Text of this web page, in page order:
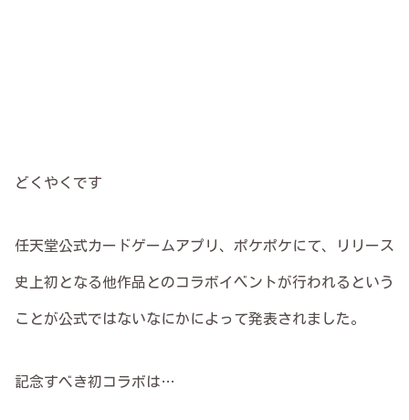
どくやくです
任天堂公式カードゲームアプリ、ポケポケにて、リリース
史上初となる他作品とのコラボイベントが行われるという
ことが公式ではないなにかによって発表されました。
記念すべき初コラボは…